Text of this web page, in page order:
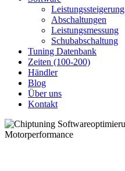
Leistungssteigerung
Abschaltungen
Leistungsmessung
Schubabschaltung
Tuning Datenbank
Zeiten (100-200)
Händler
Blog
Über uns
Kontakt